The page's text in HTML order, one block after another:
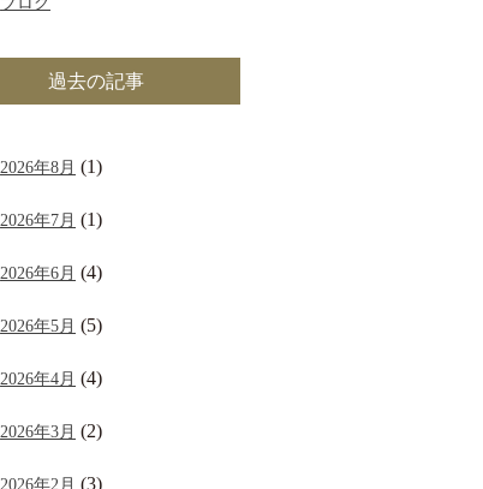
過去の記事
2026年8月 (1)
2026年7月 (1)
2026年6月 (4)
2026年5月 (5)
2026年4月 (4)
2026年3月 (2)
2026年2月 (3)